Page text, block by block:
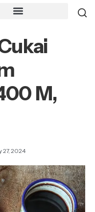
M,
27, 2024